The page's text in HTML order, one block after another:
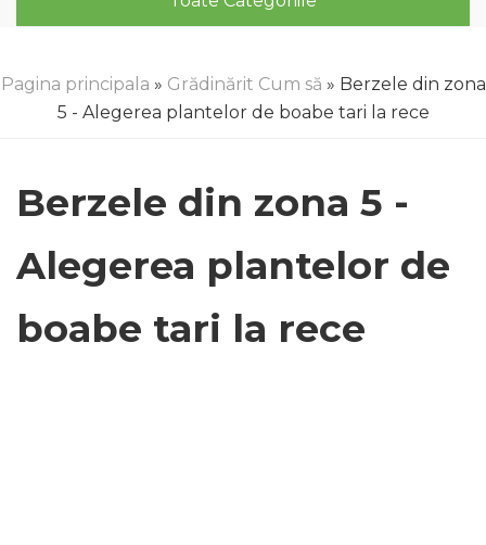
Pagina principala » Grădinărit Cum să » Berzele din zona
5 - Alegerea plantelor de boabe tari la rece
Berzele din zona 5 -
Alegerea plantelor de
boabe tari la rece